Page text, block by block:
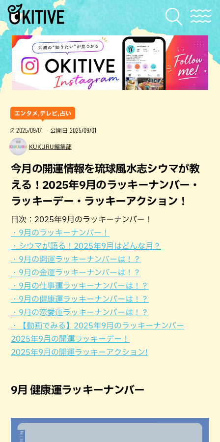
エンタメ,テレビ,占い
2025/09/01 公開日 2025/09/01
KUKURU編集部
今月の開運情報を琉球風水志シウマが教
える！2025年9月のラッキーナンバー・
ラッキーデー・ラッキーアクション！
目次：2025年9月のラッキーナンバー！
・9月のラッキーナンバー！
・シウマが語る！2025年9月はどんな月？
・9月の開運ラッキーナンバーは！？
・9月の金運ラッキーナンバーは！？
・9月の仕事運ラッキーナンバーは！？
・9月の健康運ラッキーナンバーは！？
・9月の恋愛運ラッキーナンバーは！？
・【動画でみる】2025年9月のラッキーナンバー
2025年9月の開運ラッキーデー！
2025年9月の開運ラッキーアクション!
9月 健康運ラッキーナンバー